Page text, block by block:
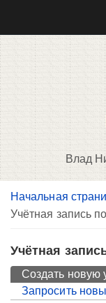
Влад
Вы здесь
Начальная
Учётная запись
Учётная
Главные
Создать новую
Запросить